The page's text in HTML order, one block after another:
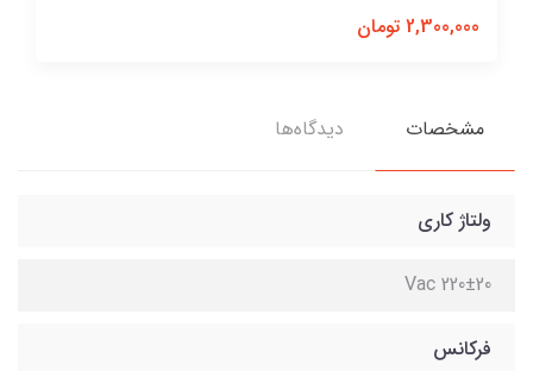
2,300,000 تومان
مشخصات دیدگاه‌ها
ولتاژ کاری
Vac 220±20
فرکانس